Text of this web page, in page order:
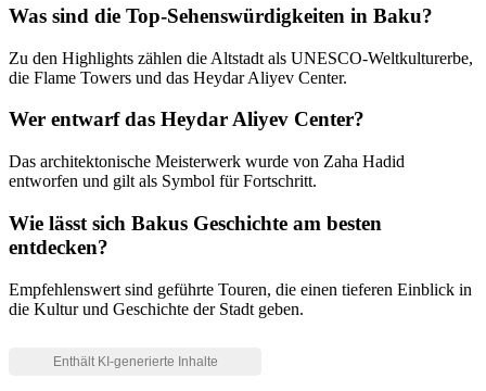
Was sind die Top-Sehenswürdigkeiten in Baku?
Zu den Highlights zählen die Altstadt als UNESCO-Weltkulturerbe,
die Flame Towers und das Heydar Aliyev Center.
Wer entwarf das Heydar Aliyev Center?
Das architektonische Meisterwerk wurde von Zaha Hadid
entworfen und gilt als Symbol für Fortschritt.
Wie lässt sich Bakus Geschichte am besten
entdecken?
Empfehlenswert sind geführte Touren, die einen tieferen Einblick in
die Kultur und Geschichte der Stadt geben.